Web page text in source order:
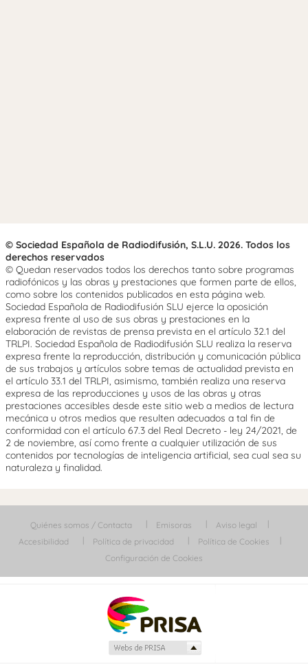
© Sociedad Española de Radiodifusión, S.L.U. 2026. Todos los
derechos reservados
© Quedan reservados todos los derechos tanto sobre programas
radiofónicos y las obras y prestaciones que formen parte de ellos,
como sobre los contenidos publicados en esta página web.
Sociedad Española de Radiodifusión SLU ejerce la oposición
expresa frente al uso de sus obras y prestaciones en la
elaboración de revistas de prensa prevista en el artículo 32.1 del
TRLPI. Sociedad Española de Radiodifusión SLU realiza la reserva
expresa frente la reproducción, distribución y comunicación pública
de sus trabajos y artículos sobre temas de actualidad prevista en
el artículo 33.1 del TRLPI, asimismo, también realiza una reserva
expresa de las reproducciones y usos de las obras y otras
prestaciones accesibles desde este sitio web a medios de lectura
mecánica u otros medios que resulten adecuados a tal fin de
conformidad con el artículo 67.3 del Real Decreto - ley 24/2021, de
2 de noviembre, así como frente a cualquier utilización de sus
contenidos por tecnologías de inteligencia artificial, sea cual sea su
naturaleza y finalidad.
Quiénes somos / Contacta Emisoras
Aviso legal
Accesibilidad
Política de privacidad
Política de Cookies
Configuración de Cookies